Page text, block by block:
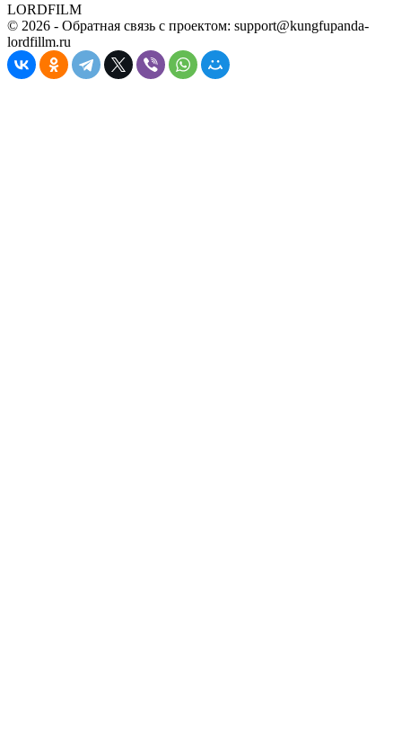
LORDFILM
© 2026 - Обратная связь с проектом: support@kungfupanda-
lordfillm.ru